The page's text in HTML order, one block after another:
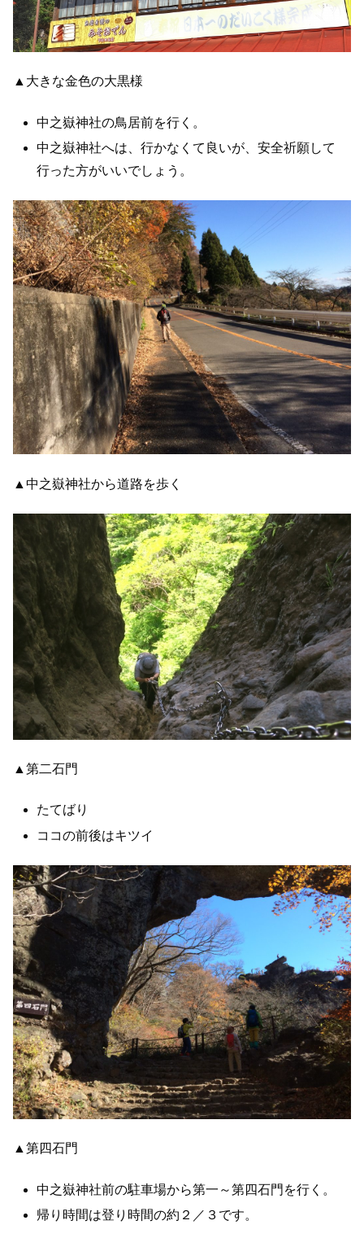
▲大きな金色の大黒様
中之嶽神社の鳥居前を行く。
中之嶽神社へは、行かなくて良いが、安全祈願して
行った方がいいでしょう。
▲中之嶽神社から道路を歩く
▲第二石門
たてばり
ココの前後はキツイ
▲第四石門
中之嶽神社前の駐車場から第一～第四石門を行く。
帰り時間は登り時間の約２／３です。